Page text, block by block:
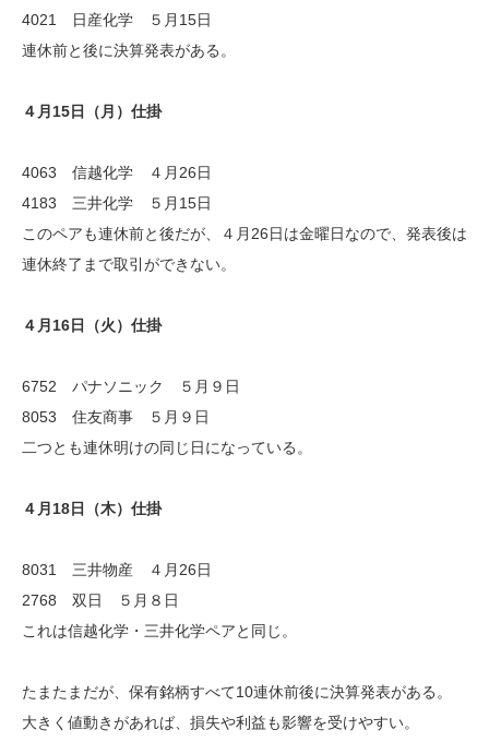
4021 日産化学 ５月15日
連休前と後に決算発表がある。
４月15日（月）仕掛
4063 信越化学 ４月26日
4183 三井化学 ５月15日
このペアも連休前と後だが、４月26日は金曜日なので、発表後は
連休終了まで取引ができない。
４月16日（火）仕掛
6752 パナソニック ５月９日
8053 住友商事 ５月９日
二つとも連休明けの同じ日になっている。
４月18日（木）仕掛
8031 三井物産 ４月26日
2768 双日 ５月８日
これは信越化学・三井化学ペアと同じ。
たまたまだが、保有銘柄すべて10連休前後に決算発表がある。
大きく値動きがあれば、損失や利益も影響を受けやすい。